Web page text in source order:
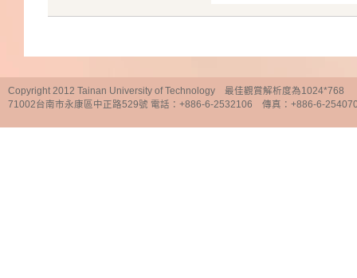
Copyright 2012 Tainan University of Technology 最佳觀賞解析度為1024*768
71002台南市永康區中正路529號 電話：+886-6-2532106 傳真：+886-6-